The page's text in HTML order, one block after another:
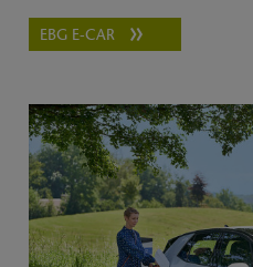
EBG E-CAR